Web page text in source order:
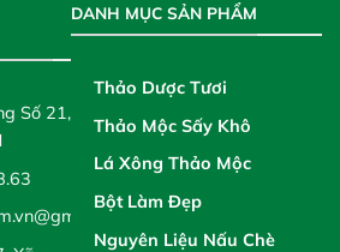
Số 21,
DANH MỤC SẢN PHẨM
Thảo Dược Tươi
Thảo Mộc Sấy Khô
Lá Xông Thảo Mộc
Bột Làm Đẹp
Nguyên Liệu Nấu Chè